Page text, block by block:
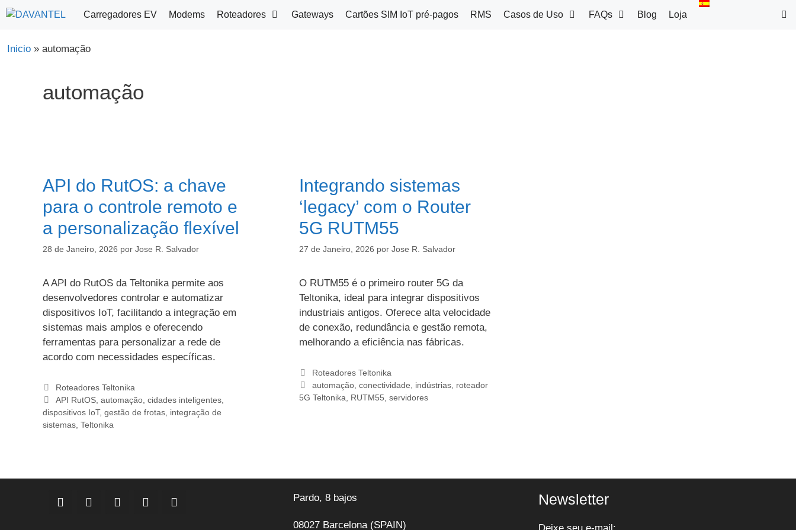
Saltar
para
conteúdo
Carregadores EV Modems Roteadores Gateways Cartões SIM IoT pré-pagos RMS Casos de Uso FAQs Blog Loja
Inicio » automação
automação
API do RutOS: a chave
para o controle remoto e
a personalização flexível
28 de Janeiro, 2026 por Jose R. Salvador
A API do RutOS da Teltonika permite aos
desenvolvedores controlar e automatizar
dispositivos IoT, facilitando a integração em
sistemas mais amplos e oferecendo
ferramentas para personalizar a rede de
acordo com necessidades específicas.
Categorias
Roteadores Teltonika
Etiquetas
API RutOS, automação, cidades inteligentes,
dispositivos IoT, gestão de frotas integração de
sistemas Teltonika
Integrando sistemas
‘legacy’ com o Router
5G RUTM55
27 de Janeiro, 2026 porJose R. Salvador
O RUTM55 é o primeiro router 5G da
Teltonika, ideal para integrar dispositivos
industriais antigos. Oferece alta velocidade
de conexão, redundância e gestão remota,
melhorando a eficiência nas fábricas.
Categorias
Roteadores Teltonika
Etiquetas
automação, conectividade indústrias, roteador
5G Teltonika
RUTM55 ,servidores
Pardo, 8 bajos
08027 Barcelona (SPAIN)
Newsletter
Deixe seu e-mail: